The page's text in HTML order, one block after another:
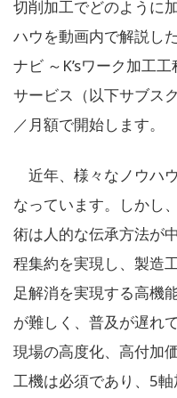
切削加工でどのように
ハウを動画内で解説し
ナビ ～K’sワーク加工
サービス（以下サブス
／月額で開始します。
近年、様々なノウハ
なっています。しかし
術は人的な伝承方法が
程集約を実現し、製造
足解消を実現する高機
が難しく、普及が遅れ
現場の高度化、高付加
工機は必須であり、5